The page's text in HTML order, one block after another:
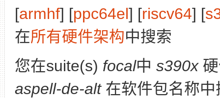
[armhf] [ppc64el] [riscv64] [
在所有硬件架构中搜索
您在suite(s) focal中 s390x硬
aspell-de-alt在软件包名称中